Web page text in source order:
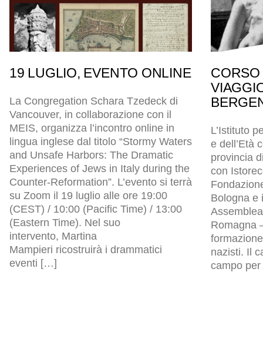
19 LUGLIO, EVENTO ONLINE
La Congregation Schara Tzedeck di
Vancouver, in collaborazione con il
MEIS, organizza l’incontro online in
lingua inglese dal titolo “Stormy Waters
and Unsafe Harbors: The Dramatic
Experiences of Jews in Italy during the
Counter-Reformation”. L’evento si terrà
su Zoom il 19 luglio alle ore 19:00
(CEST) / 10:00 (Pacific Time) / 13:00
(Eastern Time). Nel suo
intervento, Martina
Mampieri ricostruirà i drammatici
eventi […]
L’Istituto
e dell’Età
provincia
con
Bologna e
Romagna
nazisti. Il
campo